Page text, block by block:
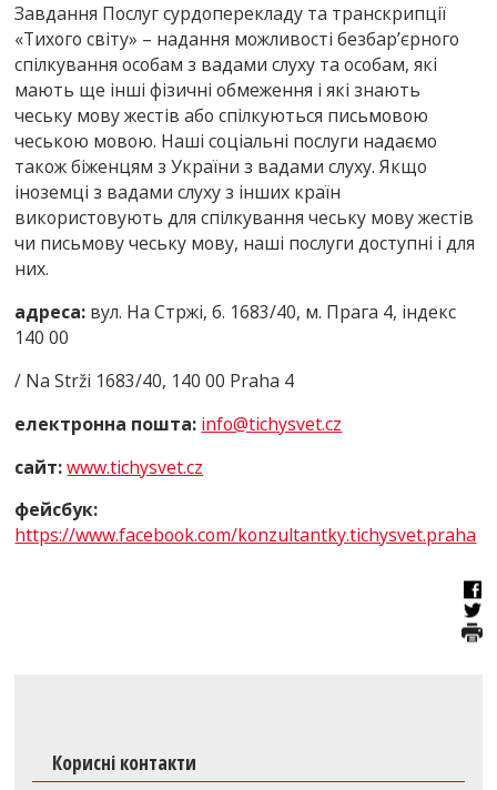
Завдання Послуг сурдоперекладу та транскрипції
«Тихого світу» – надання можливості безбар’єрного
спілкування особам з вадами слуху та особам, які
мають ще інші фізичні обмеження і які знають
чеську мову жестів або спілкуються письмовою
чеською мовою. Наші соціальні послуги надаємо
також біженцям з України з вадами слуху. Якщо
іноземці з вадами слуху з інших країн
використовують для спілкування чеську мову жестів
чи письмову чеську мову, наші послуги доступні і для
них.
адреса: вул. На Стржі, б. 1683/40, м. Прага 4, індекс
140 00
/ Na Strži 1683/40, 140 00 Praha 4
електронна пошта: info@tichysvet.cz
сайт: www.tichysvet.cz
фейсбук:
https://www.facebook.com/konzultantky.tichysvet.praha
Корисні контакти